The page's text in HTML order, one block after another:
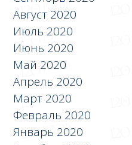
Август 2020
Июль 2020
Июнь 2020
Май 2020
Апрель 2020
Март 2020
Февраль 2020
Январь 2020